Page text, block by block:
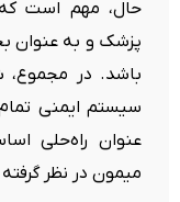
حال، مهم است
پزشک و به عنوان
باشد. در مجموع،
سیستم ایمنی تمام
عنوان راه‌حلی
میمون در نظر